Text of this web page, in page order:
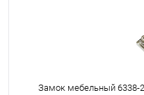
Замок мебельный 6338-